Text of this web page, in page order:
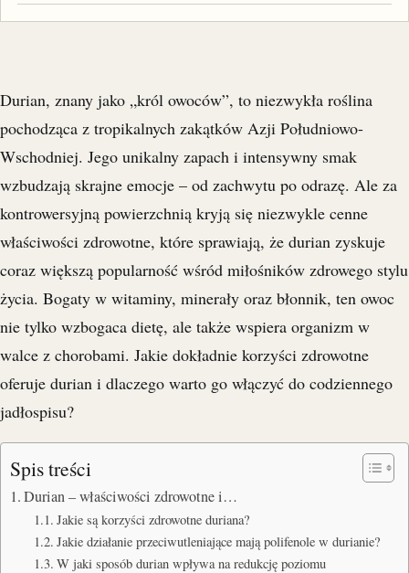
Durian, znany jako „król owoców”, to niezwykła roślina
pochodząca z tropikalnych zakątków Azji Południowo-
Wschodniej. Jego unikalny zapach i intensywny smak
wzbudzają skrajne emocje – od zachwytu po odrazę. Ale za
kontrowersyjną powierzchnią kryją się niezwykle cenne
właściwości zdrowotne, które sprawiają, że durian zyskuje
coraz większą popularność wśród miłośników zdrowego stylu
życia. Bogaty w witaminy, minerały oraz błonnik, ten owoc
nie tylko wzbogaca dietę, ale także wspiera organizm w
walce z chorobami. Jakie dokładnie korzyści zdrowotne
oferuje durian i dlaczego warto go włączyć do codziennego
jadłospisu?
Spis treści
Durian – właściwości zdrowotne i…
Jakie są korzyści zdrowotne duriana?
Jakie działanie przeciwutleniające mają polifenole w durianie?
W jaki sposób durian wpływa na redukcję poziomu